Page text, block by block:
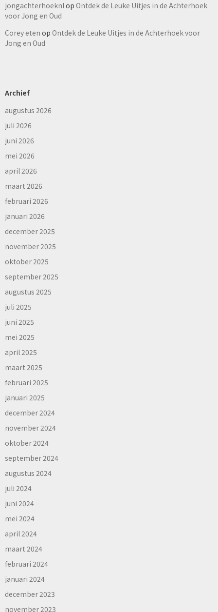
jongachterhoeknlop Ontdek de Leuke Uitjes in de Achterhoek
voor Jong en Oud
Corey eten op Ontdek de Leuke Uitjes in de Achterhoek voor
Jong en Oud
Archief
augustus 2026
juli 2026
juni 2026
mei 2026
april 2026
maart 2026
februari 2026
januari 2026
december 2025
november 2025
oktober 2025
september 2025
augustus 2025
juli 2025
juni 2025
mei 2025
april 2025
maart 2025
februari 2025
januari 2025
december 2024
november 2024
oktober 2024
september 2024
augustus 2024
juli 2024
juni 2024
mei 2024
april 2024
maart 2024
februari 2024
januari 2024
december 2023
november 2023